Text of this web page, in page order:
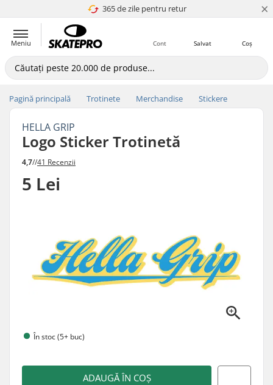
365 de zile pentru retur
4.8 a 5 ×
Meniu Coș
Salvat
Cont
Pagină principală Trotinete Merchandise Stickere
HELLA GRIP
Logo Sticker Trotinetă
4,7//41 Recenzii
5 Lei
În stoc (5+ buc)
ADAUGĂ ÎN COȘ